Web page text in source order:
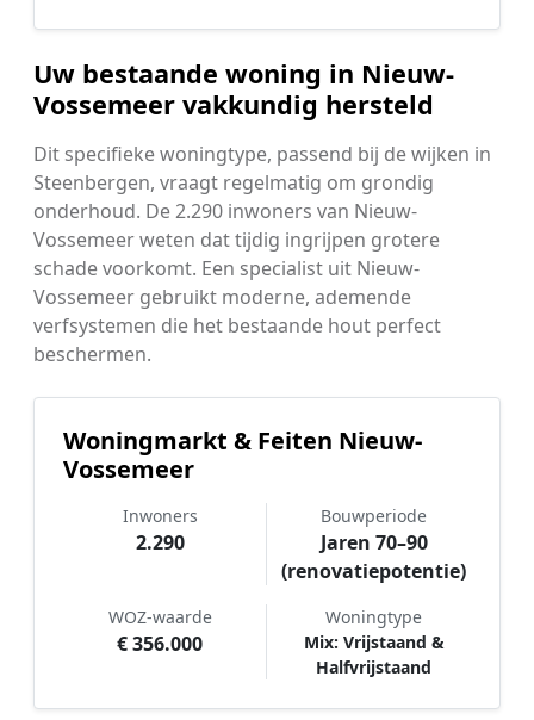
Uw bestaande woning in Nieuw-
Vossemeer vakkundig hersteld
Dit specifieke woningtype, passend bij de wijken in
Steenbergen, vraagt regelmatig om grondig
onderhoud. De 2.290 inwoners van Nieuw-
Vossemeer weten dat tijdig ingrijpen grotere
schade voorkomt. Een specialist uit Nieuw-
Vossemeer gebruikt moderne, ademende
verfsystemen die het bestaande hout perfect
beschermen.
Woningmarkt & Feiten Nieuw-
Vossemeer
Inwoners
2.290
Bouwperiode
Jaren 70–90
(renovatiepotentie)
WOZ-waarde
€ 356.000
Woningtype
Mix: Vrijstaand &
Halfvrijstaand